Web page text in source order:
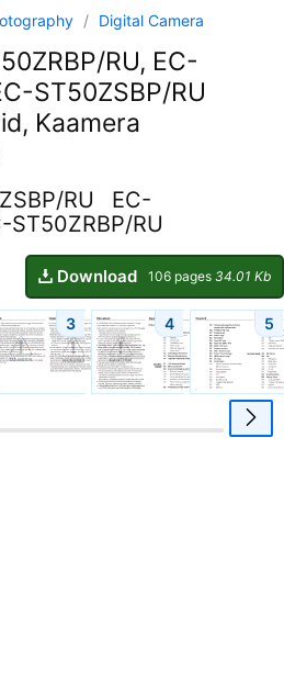
/ Digital Camera
RU, EC-
ST50ZSBP/RU
Kaamera
RU
EC-
ST50ZRBP/RU
Download 106 pages 34.01 Kb
3 4 5